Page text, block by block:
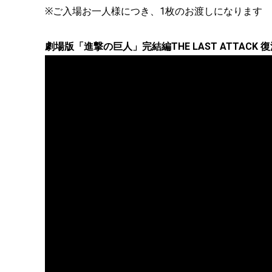
※ご入場お一人様につき、1枚のお渡しになります
劇場版「進撃の巨人」完結編THE LAST ATTACK